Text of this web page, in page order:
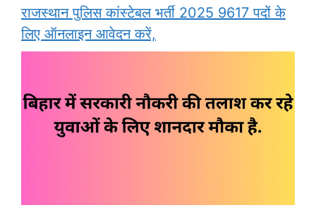
राजस्थान पुलिस कांस्टेबल भर्ती 2025 9617 पदों के
लिए ऑनलाइन आवेदन करें,